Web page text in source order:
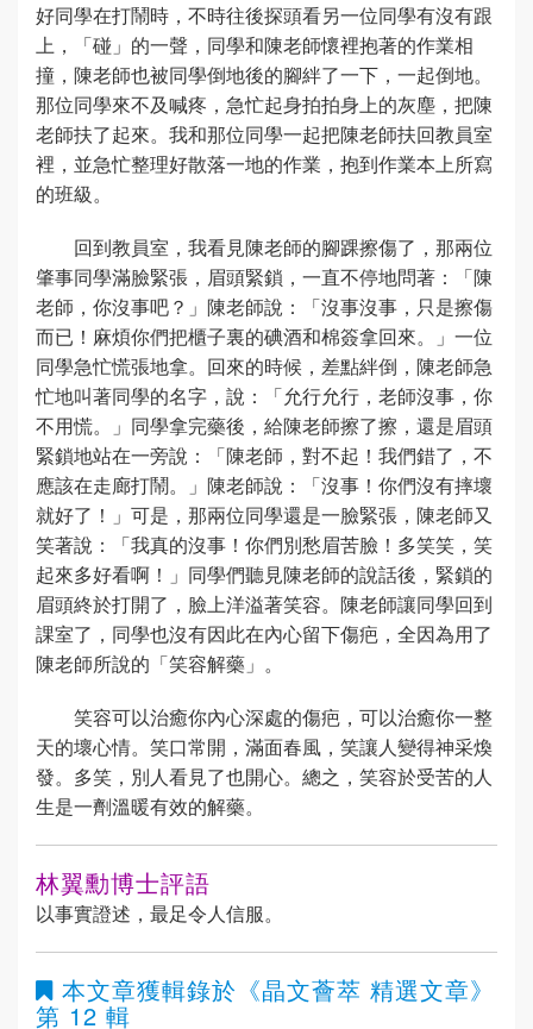
好同學在打鬧時，不時往後探頭看另一位同學有沒有跟
上，「碰」的一聲，同學和陳老師懷裡抱著的作業相
撞，陳老師也被同學倒地後的腳絆了一下，一起倒地。
那位同學來不及喊疼，急忙起身拍拍身上的灰塵，把陳
老師扶了起來。我和那位同學一起把陳老師扶回教員室
裡，並急忙整理好散落一地的作業，抱到作業本上所寫
的班級。
回到教員室，我看見陳老師的腳踝擦傷了，那兩位
肇事同學滿臉緊張，眉頭緊鎖，一直不停地問著：「陳
老師，你沒事吧？」陳老師說：「沒事沒事，只是擦傷
而已！麻煩你們把櫃子裏的碘酒和棉簽拿回來。」一位
同學急忙慌張地拿。回來的時候，差點絆倒，陳老師急
忙地叫著同學的名字，說：「允行允行，老師沒事，你
不用慌。」同學拿完藥後，給陳老師擦了擦，還是眉頭
緊鎖地站在一旁說：「陳老師，對不起！我們錯了，不
應該在走廊打鬧。」陳老師說：「沒事！你們沒有摔壞
就好了！」可是，那兩位同學還是一臉緊張，陳老師又
笑著說：「我真的沒事！你們別愁眉苦臉！多笑笑，笑
起來多好看啊！」同學們聽見陳老師的說話後，緊鎖的
眉頭終於打開了，臉上洋溢著笑容。陳老師讓同學回到
課室了，同學也沒有因此在內心留下傷疤，全因為用了
陳老師所說的「笑容解藥」。
笑容可以治癒你內心深處的傷疤，可以治癒你一整
天的壞心情。笑口常開，滿面春風，笑讓人變得神采煥
發。多笑，別人看見了也開心。總之，笑容於受苦的人
生是一劑溫暖有效的解藥。
林翼勳博士評語
以事實證述，最足令人信服。
本文章獲輯錄於 《晶文薈萃 精選文章》
第 12 輯